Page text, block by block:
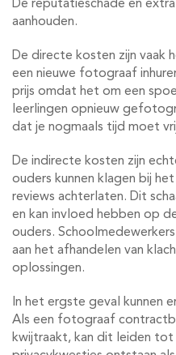
De reputatieschade en
aanhouden.
De directe kosten zijn vaak
een nieuwe fotograaf
prijs omdat het om een
leerlingen opnieuw
dat je nogmaals tijd moet
De indirecte kosten zijn
ouders kunnen klagen bij
reviews achterlaten. Dit
en kan invloed hebben op
ouders.
aan het afhandelen van
oplossingen.
In het ergste geval kunnen
Als een fotograaf
kwijtraakt, kan dit leiden tot